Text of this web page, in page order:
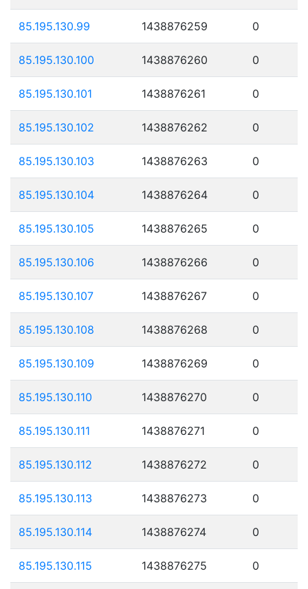
85.195.130.99 1438876259 0
85.195.130.100 1438876260 0
85.195.130.101 1438876261 0
85.195.130.102 1438876262 0
85.195.130.103 1438876263 0
85.195.130.104 1438876264 0
85.195.130.105 1438876265 0
85.195.130.106 1438876266 0
85.195.130.107 1438876267 0
85.195.130.108 1438876268 0
85.195.130.109 1438876269 0
85.195.130.110 1438876270 0
85.195.130.111 1438876271 0
85.195.130.112 1438876272 0
85.195.130.113 1438876273 0
85.195.130.114 1438876274 0
85.195.130.115 1438876275 0